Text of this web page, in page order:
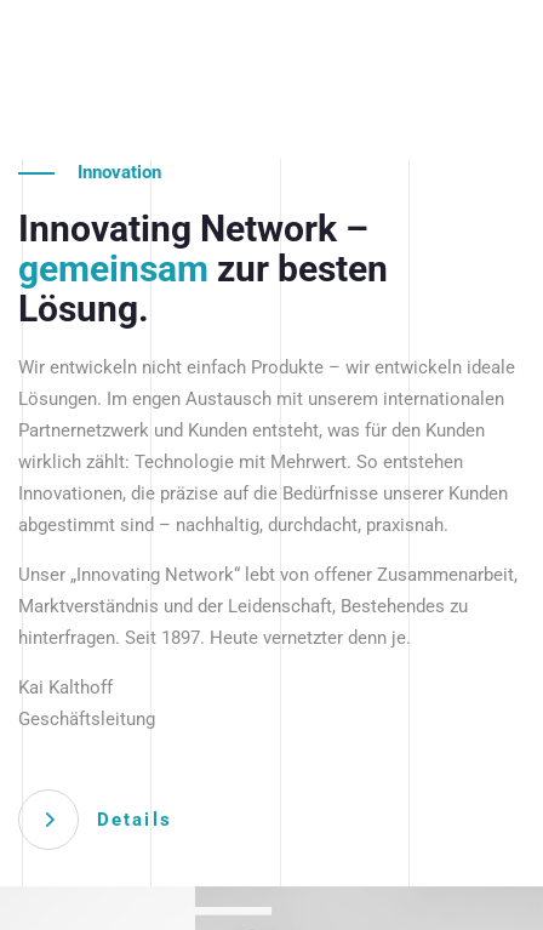
Innovation
Innovating Network –
gemeinsam zur besten
Lösung.
Wir entwickeln nicht einfach Produkte – wir entwickeln ideale
Lösungen. Im engen Austausch mit unserem internationalen
Partnernetzwerk und Kunden entsteht, was für den Kunden
wirklich zählt: Technologie mit Mehrwert. So entstehen
Innovationen, die präzise auf die Bedürfnisse unserer Kunden
abgestimmt sind – nachhaltig, durchdacht, praxisnah.
Unser „Innovating Network“ lebt von offener Zusammenarbeit,
Marktverständnis und der Leidenschaft, Bestehendes zu
hinterfragen. Seit 1897. Heute vernetzter denn je.
Kai Kalthoff
Geschäftsleitung
Details